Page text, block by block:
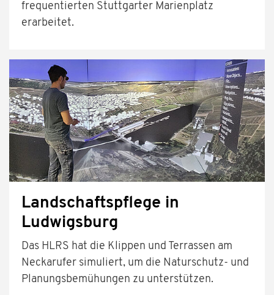
frequentierten Stuttgarter Marienplatz
erarbeitet.
Landschaftspflege in
Ludwigsburg
Das HLRS hat die Klippen und Terrassen am
Neckarufer simuliert, um die Naturschutz- und
Planungsbemühungen zu unterstützen.